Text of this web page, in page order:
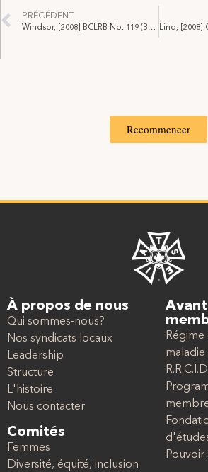
PRÉCÉDENT
Windsor, [2008] BCLRB No. 119 (BC Labour Relations Board)
Recommencer
À propos de nous
Qui sommes-nous?
Nos syndicats locaux
Leadership
Structure
L'histoire
Nous contacter
Comités
Femmes
Diversité, équité, inclusion
maladie
R.R.C.I.D.
Pouvoir